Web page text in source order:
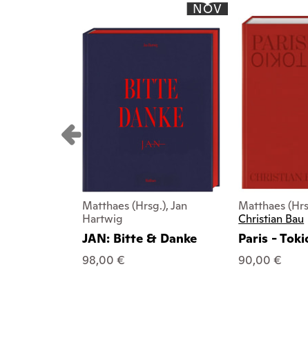
NOV
Matthaes (Hrsg.), Jan
Hartwig
JAN: Bitte & Danke
98,00 €
Matthaes
Christian Bau
Paris -
90,00 €